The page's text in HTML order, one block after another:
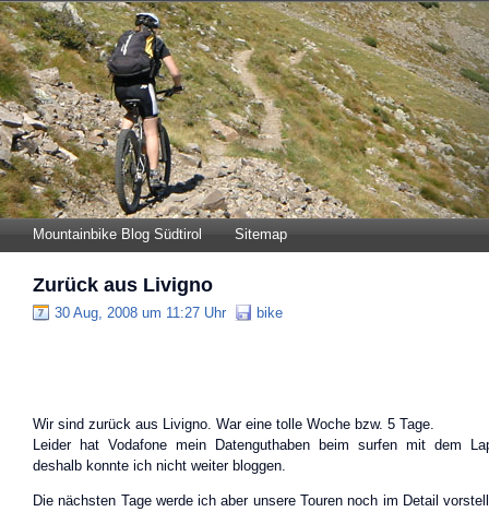
Mountainbike Blog Südtirol Sitemap
Zurück aus Livigno
30 Aug, 2008 um 11:27 Uhr bike
Wir sind zurück aus Livigno. War eine tolle Woche bzw. 5 Tage.
Leider hat Vodafone mein Datenguthaben beim surfen mit dem
deshalb konnte ich nicht weiter bloggen.
Die nächsten Tage werde ich aber unsere Touren noch im Detail